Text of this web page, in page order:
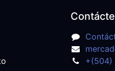
+(504)